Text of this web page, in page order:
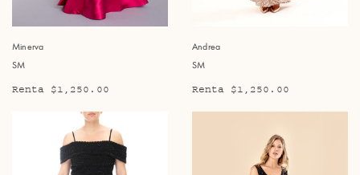
Minerva
SM
Renta $1,250.00
Andrea
SM
Renta $1,250.00